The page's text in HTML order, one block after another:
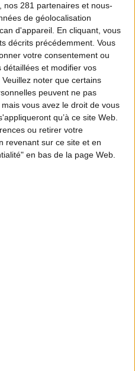
nos 281 partenaires et nous-
de géolocalisation
d'appareil. En cliquant, vous
décrits précédemment. Vous
votre consentement ou
et modifier vos
Veuillez noter que certains
peuvent ne pas
vous avez le droit de vous
qu’à ce site Web.
ou retirer votre
revenant sur ce site et en
en bas de la page Web.